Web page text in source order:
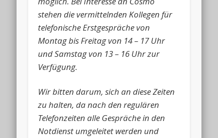
stehen die vermittelnden Kollegen für
telefonische Erstgespräche von
Montag bis Freitag von 14 – 17 Uhr
und Samstag von 13 – 16 Uhr zur
Verfügung.
Wir bitten darum, sich an diese Zeiten
zu halten, da nach den regulären
Telefonzeiten alle Gespräche in den
Notdienst umgeleitet werden und